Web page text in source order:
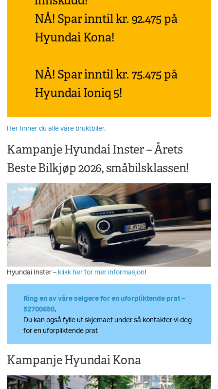
NÅ! Spar inntil kr. 92.475 på
Hyundai Kona!
NÅ! Spar inntil kr. 75.475 på
Hyundai Ioniq 5!
Her finner du alle våre bruktbiler.
Kampanje Hyundai Inster – Årets
Beste Bilkjøp 2026, småbilsklassen!
Hyundai Inster – klikk her for mer informasjon!
Ring en av våre selgere for en uforpliktende prat –
52700650.
Du kan også fylle ut skjemaet under så kontakter vi deg
for en uforpliktende prat
Kampanje Hyundai Kona